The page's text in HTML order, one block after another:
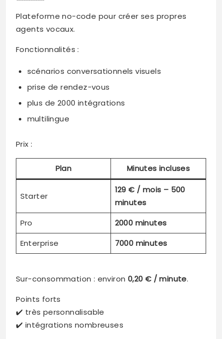
Plateforme no-code pour créer ses propres
agents vocaux.
Fonctionnalités :
scénarios conversationnels visuels
prise de rendez-vous
plus de 2000 intégrations
multilingue
Prix :
Plan Minutes incluses
Starter
129 € / mois – 500
minutes
Pro
2000 minutes
Enterprise
7000 minutes
Sur-consommation : environ 0,20 € / minute.
Points forts
✔️ très personnalisable
✔️ intégrations nombreuses